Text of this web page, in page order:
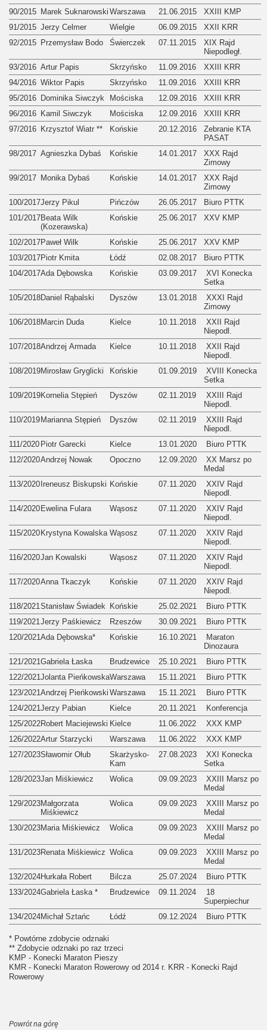
90/2015 Marek Suknarowski Warszawa 21.06.2015
XXIII KMP
91/2015 Jerzy Celmer Wielgie 06.09.2015
XXII KRR
92/2015 Przemysław Bodo Świerczek 07.11.2015
XIX Rajd
Niepodległ.
93/2016 Artur Papis Skrzyńsko 11.09.2016
XXIII KRR
94/2016 Wiktor Papis Skrzyńsko 11.09.2016
XXIII KRR
95/2016 Dominika Siwczyk Mościska 12.09.2016
XXIII KRR
96/2016 Kamil Siwczyk Mościska 12.09.2016
XXIII KRR
97/2016 Krzysztof Wiatr ** Końskie 20.12.2016
Zebranie KTA
PASAT
98/2017 Agnieszka Dybaś Końskie 14.01.2017
XXX Rajd
Zimowy
99/2017 Monika Dybaś Końskie 14.01.2017
XXX Rajd
Zimowy
100/2017Jerzy Pikul Pińczów 26.05.2017
Biuro PTTK
101/2017Beata Wilk
(Kozerawska)
Końskie 25.06.2017 XXV KMP
102/2017Paweł Wilk Końskie 25.06.2017
XXV KMP
103/2017Piotr Kmita Łódź 02.08.2017
Biuro PTTK
104/2017Ada Dębowska Końskie 03.09.2017
XVI Konecka
Setka
105/2018Daniel Rąbalski Dyszów 13.01.2018
XXXI Rajd
Zimowy
106/2018Marcin Duda Kielce 10.11.2018
XXII Rajd
Niepodl.
107/2018Andrzej Armada Kielce 10.11.2018
XXII Rajd
Niepodl.
108/2019Mirosław Gryglicki Końskie 01.09.2019
XVIII Konecka
Setka
109/2019Kornelia Stępień Dyszów 02.11.2019
XXIII Rajd
Niepodl.
110/2019 Marianna Stępień Dyszów 02.11.2019
XXIII Rajd
Niepodl.
111/2020 Piotr Garecki Kielce 13.01.2020
Biuro PTTK
112/2020Andrzej Nowak Opoczno 12.09.2020
XX Marsz po
Medal
113/2020 Ireneusz Biskupski Końskie 07.11.2020
XXIV Rajd
Niepodl.
114/2020 Ewelina Fulara Wąsosz 07.11.2020
XXIV Rajd
Niepodl.
115/2020 Krystyna Kowalska Wąsosz 07.11.2020
XXIV Rajd
Niepodl.
116/2020Jan Kowalski Wąsosz 07.11.2020
XXIV Rajd
Niepodl.
117/2020Anna Tkaczyk Końskie 07.11.2020
XXIV Rajd
Niepodl.
118/2021 Stanisław Świadek Końskie 25.02.2021
Biuro PTTK
119/2021 Jerzy Paśkiewicz Rzeszów 30.09.2021
Biuro PTTK
120/2021 Ada Dębowska* Końskie 16.10.2021
Maraton
Dinozaura
121/2021 Gabriela Łaska Brudzewice 25.10.2021
Biuro PTTK
122/2021 Jolanta PieńkowskaWarszawa 15.11.2021
Biuro PTTK
123/2021 Andrzej Pieńkowski Warszawa 15.11.2021
Biuro PTTK
124/2021 Jerzy Pabian Kielce 20.11.2021
Konferencja
125/2022Robert Maciejewski Kielce 11.06.2022
XXX KMP
126/2022Artur Starzycki Warszawa 11.06.2022
XXX KMP
127/2023Sławomir Ołub
Skarżysko-
Kam
27.08.2023
XXI Konecka
Setka
128/2023Jan Miśkiewicz Wolica 09.09.2023
XXIII Marsz po
Medal
129/2023Małgorzata
Miśkiewicz
Wolica 09.09.2023
XXIII Marsz po
Medal
130/2023Maria Miśkiewicz Wolica 09.09.2023
XXIII Marsz po
Medal
131/2023Renata Miśkiewicz Wolica 09.09.2023
XXIII Marsz po
Medal
132/2024Hurkała Robert Bilcza 25.07.2024
Biuro PTTK
133/2024Gabriela Łaska * Brudzewice 09.11.2024
18
Superpiechur
134/2024Michał Sztańc Łódź 09.12.2024 Biuro PTTK
* Powtórne zdobycie odznaki
** Zdobycie odznaki po raz trzeci
KMP - Konecki Maraton Pieszy
KMR - Konecki Maraton Rowerowy od 2014 r. KRR - Konecki Rajd
Rowerowy
Powrót na górę